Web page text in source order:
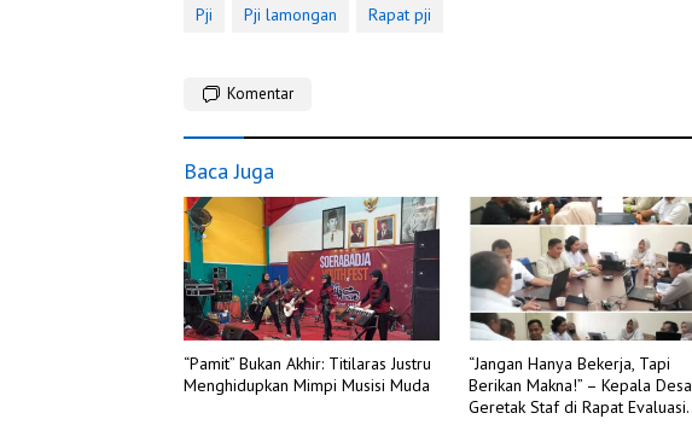
Pji Pji lamongan Rapat pji
Komentar
Baca Juga
“Pamit” Bukan Akhir: Titilaras Justru
Menghidupkan Mimpi Musisi Muda
“Jangan Hanya Bekerja, Tapi
Berikan Makna!” – Kepala Desa
Geretak Staf di Rapat Evaluasi